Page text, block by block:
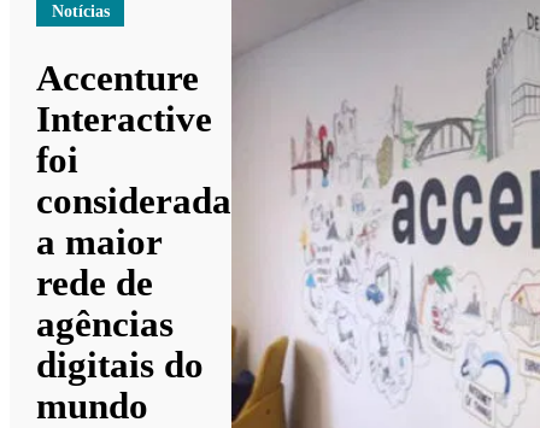
Notícias
Accenture
Interactive
foi
considerada
a maior
rede de
agências
digitais do
mundo